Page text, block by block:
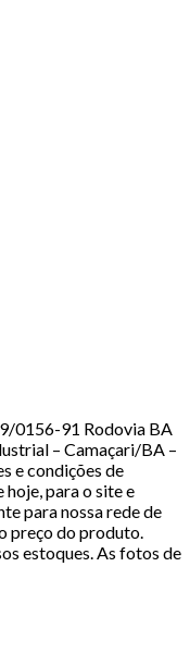
0156-91 Rodovia BA
– Camaçari/BA –
e condições de
para o site e
para nossa rede de
preço do produto.
estoques. As fotos de